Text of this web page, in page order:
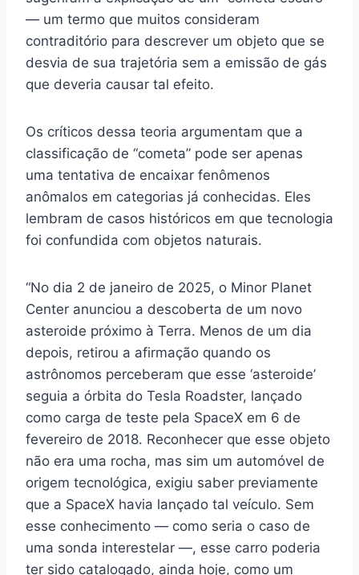
— um termo que muitos consideram
contraditório para descrever um objeto que se
desvia de sua trajetória sem a emissão de gás
que deveria causar tal efeito.
Os críticos dessa teoria argumentam que a
classificação de “cometa” pode ser apenas
uma tentativa de encaixar fenômenos
anômalos em categorias já conhecidas. Eles
lembram de casos históricos em que tecnologia
foi confundida com objetos naturais.
“No dia 2 de janeiro de 2025, o Minor Planet
Center anunciou a descoberta de um novo
asteroide próximo à Terra. Menos de um dia
depois, retirou a afirmação quando os
astrônomos perceberam que esse ‘asteroide’
seguia a órbita do Tesla Roadster, lançado
como carga de teste pela SpaceX em 6 de
fevereiro de 2018. Reconhecer que esse objeto
não era uma rocha, mas sim um automóvel de
origem tecnológica, exigiu saber previamente
que a SpaceX havia lançado tal veículo. Sem
esse conhecimento — como seria o caso de
uma sonda interestelar —, esse carro poderia
ter sido catalogado, ainda hoje, como um